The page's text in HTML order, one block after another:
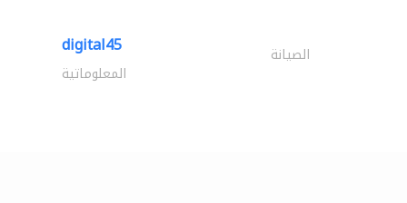
digital45 الصيانة
المعلوماتية